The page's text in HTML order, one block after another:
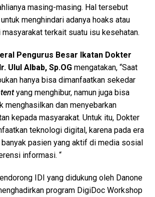
masing-masing. Hal tersebut
menghindari adanya hoaks atau
terkait suatu isu kesehatan.
Pengurus Besar Ikatan Dokter
Ulul Albab, Sp.OG mengatakan, “Saat
hanya bisa dimanfaatkan sekedar
yang menghibur, namun juga bisa
menghasilkan dan menyebarkan
kepada masyarakat. Untuk itu, Dokter
teknologi digital, karena pada era
pasien yang aktif di media sosial
informasi. “
IDI yang didukung oleh Danone
program DigiDoc Workshop